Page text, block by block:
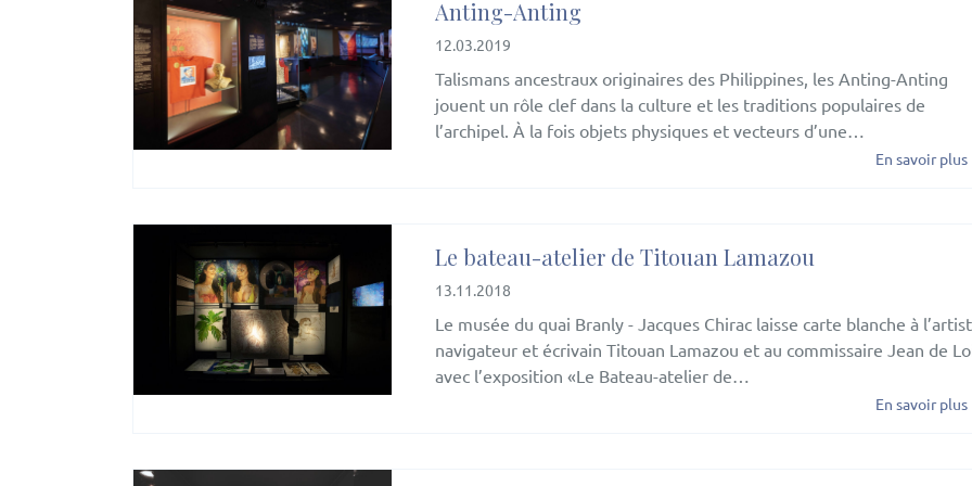
Anting-Anting
12.03.2019
Talismans ancestraux originaires des Philippines, les Anting-Anting
jouent un rôle clef dans la culture et les traditions populaires de
l’archipel. À la fois objets physiques et vecteurs d’une…
En savoir plus
Le bateau-atelier de Titouan Lamazou
13.11.2018
Le musée du quai Branly - Jacques Chirac laisse carte blanche à
navigateur et écrivain Titouan Lamazou et au commissaire Jean de
avec l’exposition «Le Bateau-atelier de…
En savoir plus